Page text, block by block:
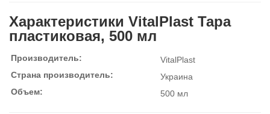
Характеристики VitalPlast Тара
пластиковая, 500 мл
Производитель:
VitalPlast
Страна производитель:
Украина
Объем:
500 мл